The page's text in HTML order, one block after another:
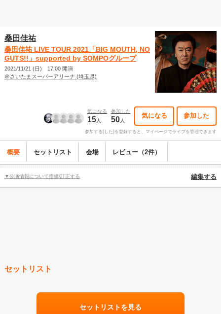
桑田佳祐
桑田佳祐 LIVE TOUR 2021「BIG MOUTH, NO
GUTS!!」supported by SOMPOグループ
2021/11/21 (日) 17:00 開演
＠さいたまスーパーアリーナ (埼玉県)
気になる
15人
参加した
50人
気になる 参加した
参加する(した)を登録すると、マイページでライブを管理できます
概要 セットリスト 会場 レビュー（2件）
▼公演情報について指摘/訂正する 編集する
セットリスト
セットリストを見る